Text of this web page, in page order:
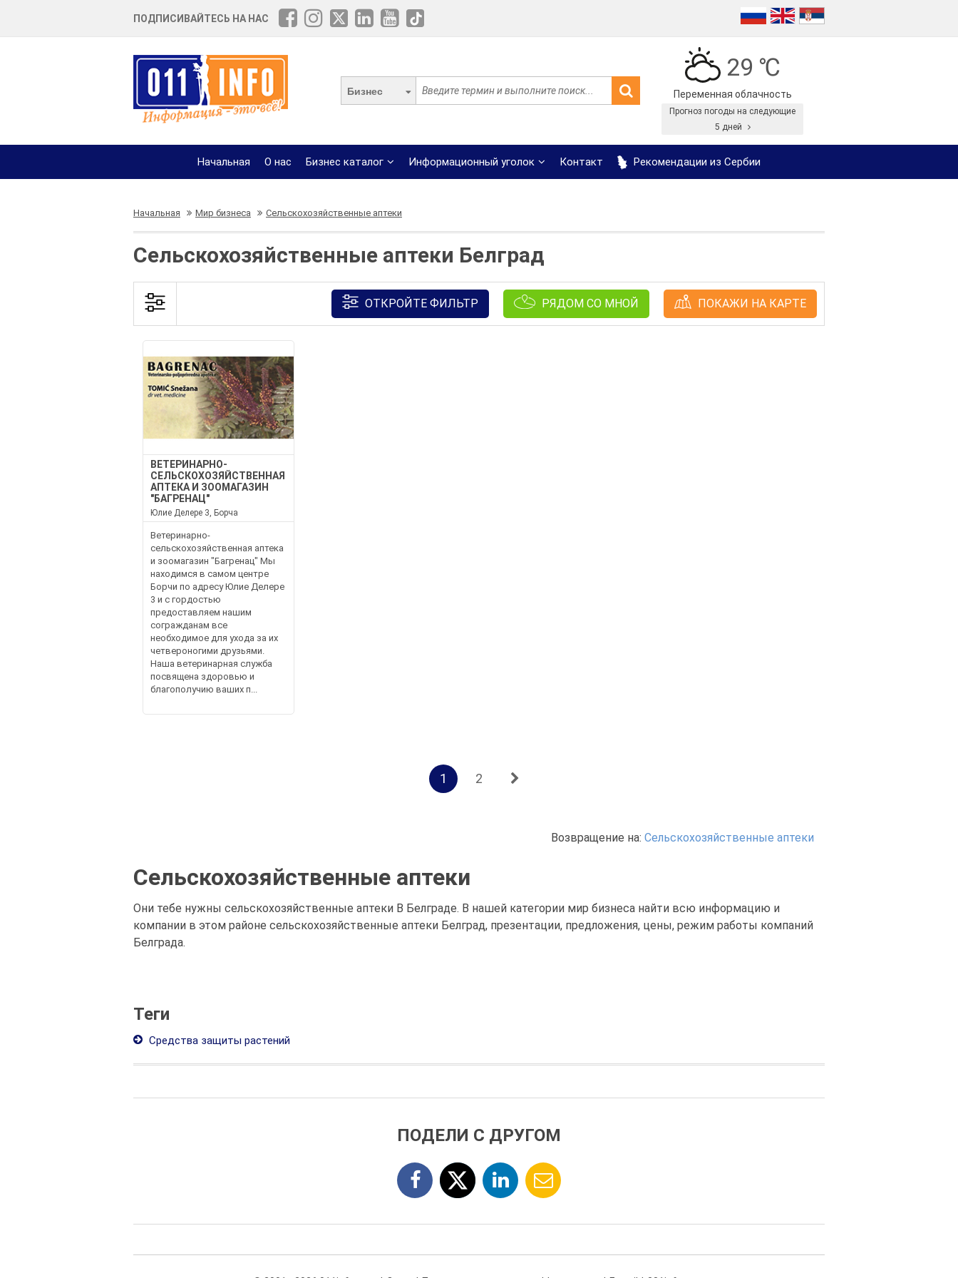
ПОДПИСИВАЙТЕСЬ НА НАС
Бизнес
29 ℃
Переменная облачность
Прогноз погоды на следующие
5 дней
Начальная О нас Бизнес каталог Информационный уголок Контакт Рекомендации из Сербии
Начальная Мир бизнеса Сельскохозяйственные аптеки
Сельскохозяйственные аптеки Белград
ОТКРОЙТЕ ФИЛЬТР РЯДОМ СО МНОЙ ПОКАЖИ НА КАРТЕ
ВЕТЕРИНАРНО-
СЕЛЬСКОХОЗЯЙСТВЕННАЯ
АПТЕКА И ЗООМАГАЗИН
"БАГРЕНАЦ"
Юлие Делере 3, Борча
Ветеринарно-
сельскохозяйственная аптека
и зоомагазин "Багренац" Мы
находимся в самом центре
Борчи по адресу Юлие Делере
3 и с гордостью
предоставляем нашим
согражданам все
необходимое для ухода за их
четвероногими друзьями.
Наша ветеринарная служба
посвящена здоровью и
благополучию ваших п...
1 2
Возвращение на: Сельскохозяйственные аптеки
Сельскохозяйственные аптеки
Они тебе нужны сельскохозяйственные аптеки В Белграде. В нашей категории мир бизнеса найти всю информацию и
компании в этом районе сельскохозяйственные аптеки Белград, презентации, предложения, цены, режим работы компаний
Белграда.
Теги
Средства защиты растений
ПОДЕЛИ С ДРУГОМ